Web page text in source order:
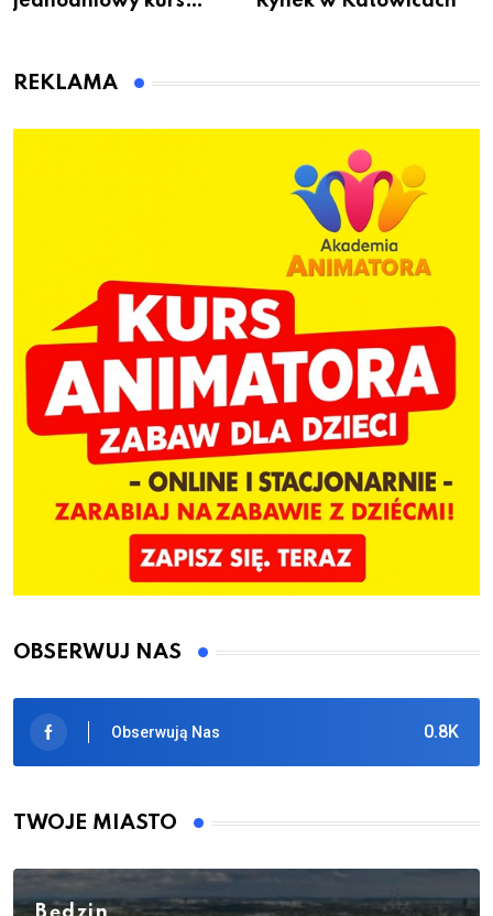
dzieci
REKLAMA
OBSERWUJ NAS
0.8K
Obserwują Nas
TWOJE MIASTO